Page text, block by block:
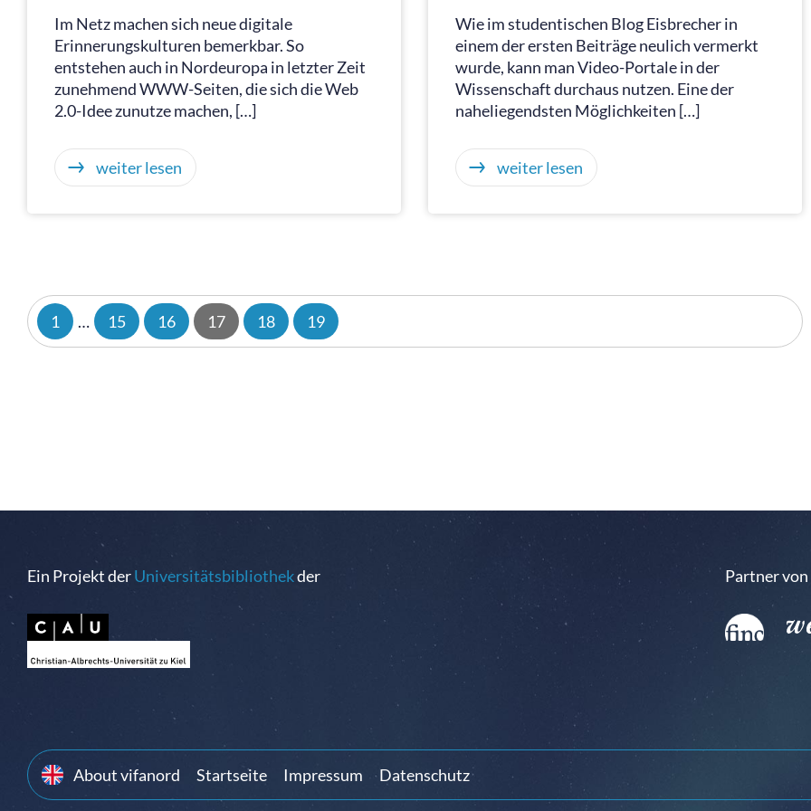
Im Netz machen sich neue digitale
Erinnerungskulturen bemerkbar. So
entstehen auch in Nordeuropa in letzter Zeit
zunehmend WWW-Seiten, die sich die Web
2.0-Idee zunutze machen, […]
weiter lesen
Wie im studentischen Blog Eisbrecher in
einem der ersten Beiträge neulich vermerkt
wurde, kann man Video-Portale in der
Wissenschaft durchaus nutzen. Eine der
naheliegendsten Möglichkeiten […]
weiter lesen
1 … 15 16 17 18 19
Ein Projekt derUniversitätsbibliothekder Partner von
About vifanord Startseite Impressum Datenschutz